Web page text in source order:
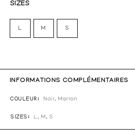
SIZES
L M S
INFORMATIONS COMPLÉMENTAIRES
COULEUR Noir, Marron
SIZES L, M, S